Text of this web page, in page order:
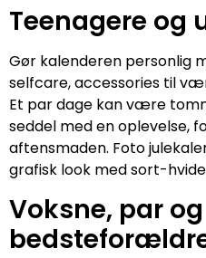
Teenagere og
Gør kalenderen personlig
selfcare, accessories til
Et par dage kan være
seddel med en oplevelse,
aftensmaden. Foto
grafisk look med sort-
Voksne, par og